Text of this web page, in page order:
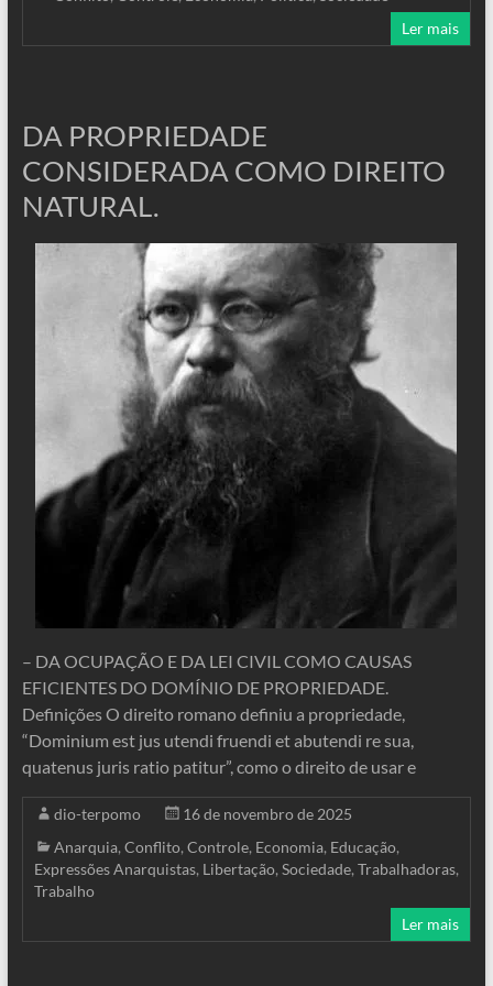
Ler mais
DA PROPRIEDADE
CONSIDERADA COMO DIREITO
NATURAL.
– DA OCUPAÇÃO E DA LEI CIVIL COMO CAUSAS
EFICIENTES DO DOMÍNIO DE PROPRIEDADE.
Definições O direito romano definiu a propriedade,
“Dominium est jus utendi fruendi et abutendi re sua,
quatenus juris ratio patitur”, como o direito de usar e
dio-terpomo
16 de novembro de 2025
Anarquia, Conflito, Controle, Economia, Educação,
Expressões Anarquistas, Libertação, Sociedade, Trabalhadoras,
Trabalho
Ler mais